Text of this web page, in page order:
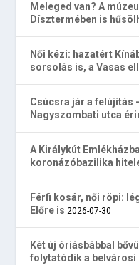
Meleged van? A
Dísztermében is
Női kézi: hazatért
sorsolás is, a Vasas
Csúcsra jár a felújítás
Nagyszombati utca
A Királykút
koronázóbazilika
Férfi kosár, női röpi:
Előre is 2026-07-30
Két új óriásbábbal
folytatódik a belvárosi